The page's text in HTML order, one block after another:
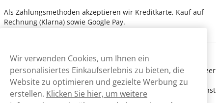
Als Zahlungsmethoden akzeptieren wir Kreditkarte, Kauf auf
Rechnung (Klarna) sowie Google Pay.
Informationen zu Versand & Lieferung
Wir liefern aus unserem Lager in der Schweiz mit der Schweizer
Post. Der Versand ist kostenlos und deine Bestellung wird am
nächsten Werktag zugestellt, wenn sie vor 15 Uhr eingeht, sonst
am nächsten oder übernächsten Werktag.
Wir verwenden Cookies, um Ihnen ein
personalisiertes Einkaufserlebnis zu bieten, die
Website zu optimieren und gezielte Werbung zu
erstellen. Klicken Sie hier, um weitere